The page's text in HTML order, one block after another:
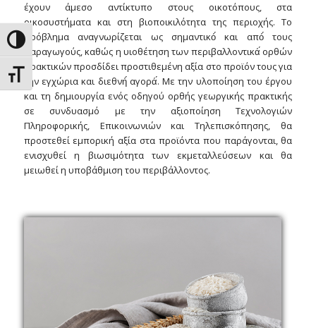
Toggle High Contrast
Toggle Font size
έχουν άμεσο αντίκτυπο στους οικοτόπους, στα
οικοσυστήματα και στη βιοποικιλότητα της περιοχής. Το
πρόβλημα αναγνωρίζεται ως σημαντικό́ και από́ τους
παραγωγούς, καθώς η υιοθέτηση των περιβαλλοντικά́ ορθών
πρακτικών προσδίδει προστιθεμένη αξία στο προϊόν τους για
την εγχώρια και διεθνή́ αγορά́. Με την υλοποίηση του έργου
και τη δημιουργία ενός οδηγού ορθής γεωργικής πρακτικής
σε συνδυασμό με την αξιοποίηση Τεχνολογιών
Πληροφορικής, Επικοινωνιών και Τηλεπισκόπησης, θα
προστεθεί εμπορική αξία στα προϊόντα που παράγονται, θα
ενισχυθεί η βιωσιμότητα των εκμεταλλεύσεων και θα
μειωθεί η υποβάθμιση του περιβάλλοντος.